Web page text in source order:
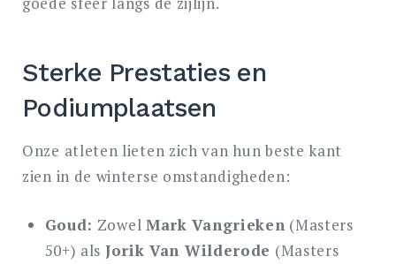
Sterke Prestaties en
Podiumplaatsen
Onze atleten lieten zich van hun beste kant
zien in de winterse omstandigheden:
Goud: Zowel Mark Vangrieken (Masters
50+) als Jorik Van Wilderode (Masters